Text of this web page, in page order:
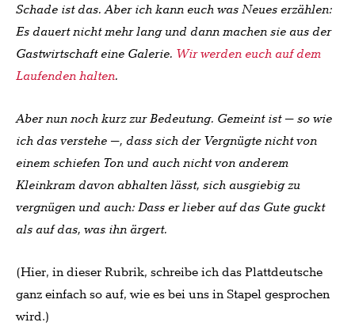
Schade ist das. Aber ich kann euch was Neues erzählen:
Es dauert nicht mehr lang und dann machen sie aus der
Gastwirtschaft eine Galerie. Wir werden euch auf dem
Laufenden halten.
Aber nun noch kurz zur Bedeutung. Gemeint ist – so wie
ich das verstehe –, dass sich der Vergnügte nicht von
einem schiefen Ton und auch nicht von anderem
Kleinkram davon abhalten lässt, sich ausgiebig zu
vergnügen und auch: Dass er lieber auf das Gute guckt
als auf das, was ihn ärgert.
(Hier, in dieser Rubrik, schreibe ich das Plattdeutsche
ganz einfach so auf, wie es bei uns in Stapel gesprochen
wird.)